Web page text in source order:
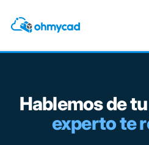
al
principal
Hablemos de
experto te